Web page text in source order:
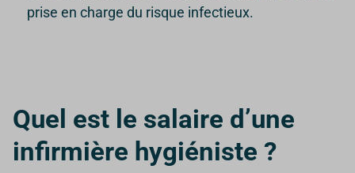
prise en charge du risque infectieux.
Quel est le salaire d’une
infirmière hygiéniste ?